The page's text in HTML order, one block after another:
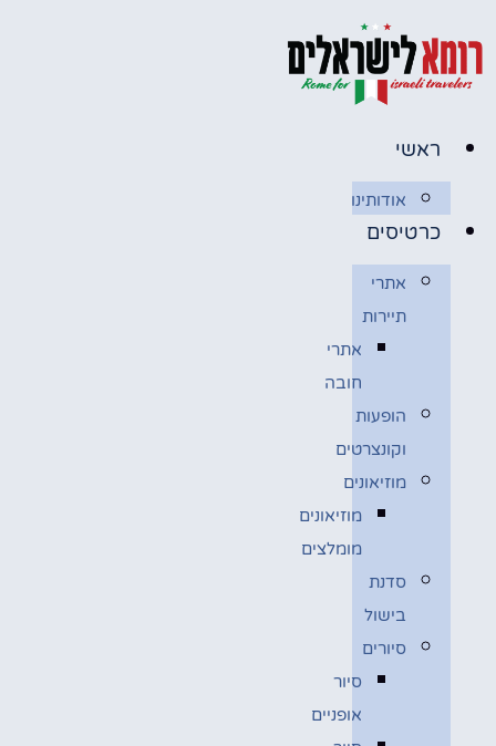
לתוכן
ראשי
אודותינו
כרטיסים
אתרי
תיירות
אתרי
חובה
הופעות
וקונצרטים
מוזיאונים
מוזיאונים
מומלצים
סדנת
בישול
סיורים
סיור
אופניים